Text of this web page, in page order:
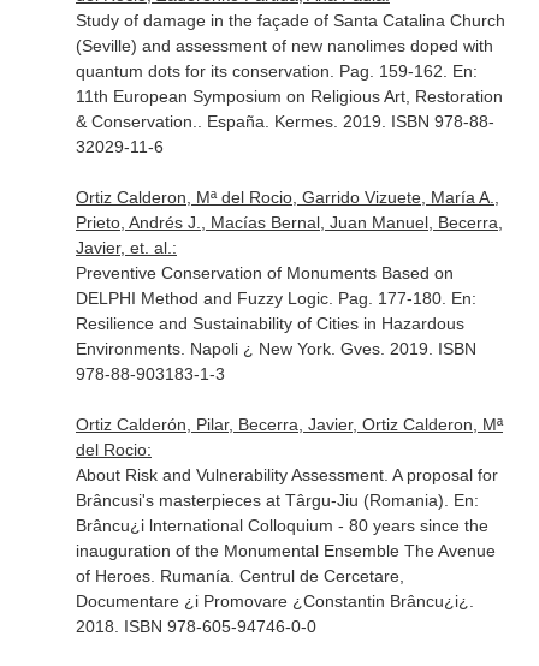
Study of damage in the façade of Santa Catalina Church
(Seville) and assessment of new nanolimes doped with
quantum dots for its conservation. Pag. 159-162. En:
11th European Symposium on Religious Art, Restoration
& Conservation.
. España. Kermes. 2019. ISBN 978-88-
32029-11-6
Ortiz Calderon, Mª del Rocio, Garrido Vizuete, María A.,
Prieto, Andrés J., Macías Bernal, Juan Manuel, Becerra,
Javier, et. al.:
Preventive Conservation of Monuments Based on
DELPHI Method and Fuzzy Logic. Pag. 177-180. En:
Resilience and Sustainability of Cities in Hazardous
Environments. Napoli ¿ New York. Gves. 2019. ISBN
978-88-903183-1-3
Ortiz Calderón, Pilar, Becerra, Javier, Ortiz Calderon, Mª
del Rocio:
About Risk and Vulnerability Assessment. A proposal for
Brâncusi's masterpieces at Târgu-Jiu (Romania). En:
Brâncu¿i lnternational Colloquium - 80 years since the
inauguration of the Monumental Ensemble The Avenue
of Heroes. Rumanía. Centrul de Cercetare,
Documentare ¿i Promovare ¿Constantin Brâncu¿i¿.
2018. ISBN 978-605-94746-0-0